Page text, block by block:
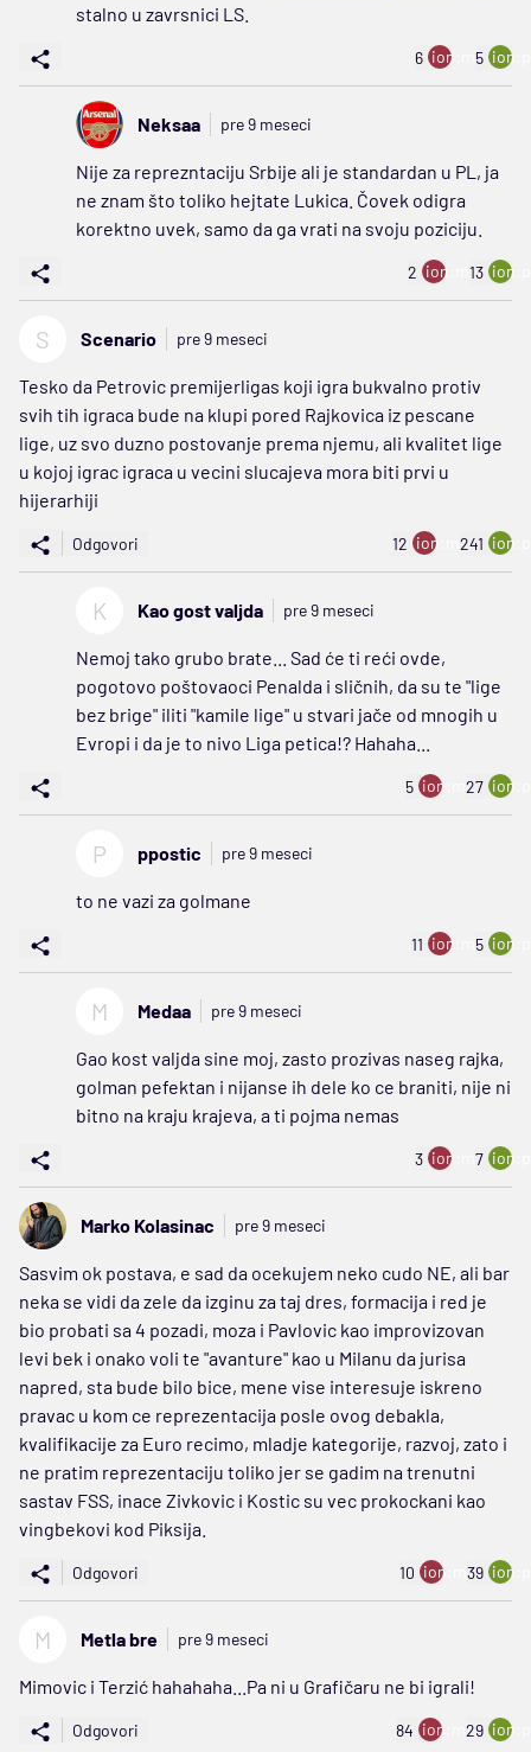
stalno u zavrsnici LS.
6 ion:minus
5
Neksaa pre 9 meseci
Nije za reprezntaciju Srbije ali je standardan u PL, ja
ne znam što toliko hejtate Lukica. Čovek odigra
korektno uvek, samo da ga vrati na svoju poziciju.
2 ion:minus
13
S Scenario pre 9 meseci
Tesko da Petrovic premijerligas koji igra bukvalno protiv
svih tih igraca bude na klupi pored Rajkovica iz pescane
lige, uz svo duzno postovanje prema njemu, ali kvalitet lige
u kojoj igrac igraca u vecini slucajeva mora biti prvi u
hijerarhiji
Odgovori 12 ion:minus
241
K Kao gost valjda pre 9 meseci
Nemoj tako grubo brate... Sad će ti reći ovde,
pogotovo poštovaoci Penalda i sličnih, da su te "lige
bez brige" iliti "kamile lige" u stvari jače od mnogih u
Evropi i da je to nivo Liga petica!? Hahaha...
5 ion:minus
27
P ppostic pre 9 meseci
to ne vazi za golmane
11 ion:minus
5
M Medaa pre 9 meseci
Gao kost valjda sine moj, zasto prozivas naseg rajka,
golman pefektan i nijanse ih dele ko ce braniti, nije ni
bitno na kraju krajeva, a ti pojma nemas
3 ion:minus
7
Marko Kolasinac pre 9 meseci
Sasvim ok postava, e sad da ocekujem neko cudo NE, ali bar
neka se vidi da zele da izginu za taj dres, formacija i red je
bio probati sa 4 pozadi, moza i Pavlovic kao improvizovan
levi bek i onako voli te "avanture" kao u Milanu da jurisa
napred, sta bude bilo bice, mene vise interesuje iskreno
pravac u kom ce reprezentacija posle ovog debakla,
kvalifikacije za Euro recimo, mladje kategorije, razvoj, zato i
ne pratim reprezentaciju toliko jer se gadim na trenutni
sastav FSS, inace Zivkovic i Kostic su vec prokockani kao
vingbekovi kod Piksija.
Odgovori 10 ion:minus
39
M Metla bre pre 9 meseci
Mimovic i Terzić hahahaha...Pa ni u Grafičaru ne bi igrali!
Odgovori 84 ion:minus
29